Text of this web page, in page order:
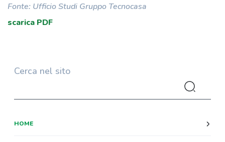
Fonte: Ufficio Studi Gruppo Tecnocasa
scarica PDF
Cerca nel sito
HOME